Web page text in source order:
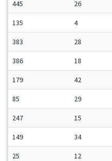
445 26
135 4
383 28
386 18
179 42
85 29
247 15
149 34
25 12